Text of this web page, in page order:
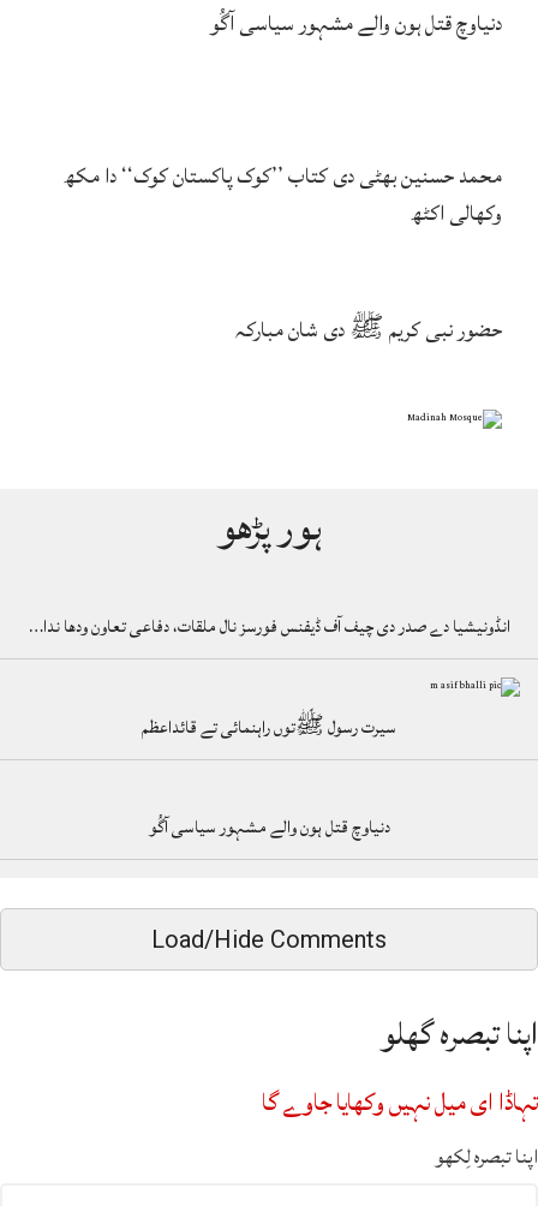
دنیاوچ قتل ہون والے مشہور سیاسی آگُو
محمد حسنین بھٹی دی کتاب ’’کوک پاکستان کوک‘‘ دا مکھ
وکھالی اکٹھ
حضور نبی کریم ﷺ دی شان مبارکہ
ہور پڑھو
انڈونیشیا دے صدر دی چیف آف ڈیفنس فورسز نال ملقات، دفاعی تعاون ودھا ندا…
سیرت رسول ﷺتوں راہنمائی تے قائداعظم
دنیاوچ قتل ہون والے مشہور سیاسی آگُو
Load/Hide Comments
اپنا تبصرہ گھلو
تہاڈا ای میل نہیں وکھایا جاوے گا
اپنا تبصرہ لِکھو